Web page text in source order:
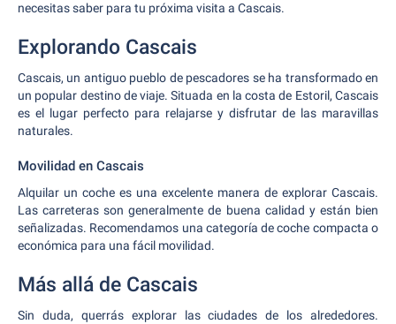
necesitas saber para tu próxima visita a Cascais.
Explorando Cascais
Cascais, un antiguo pueblo de pescadores se ha transformado en
un popular destino de viaje. Situada en la costa de Estoril, Cascais
es el lugar perfecto para relajarse y disfrutar de las maravillas
naturales.
Movilidad en Cascais
Alquilar un coche es una excelente manera de explorar Cascais.
Las carreteras son generalmente de buena calidad y están bien
señalizadas. Recomendamos una categoría de coche compacta o
económica para una fácil movilidad.
Más allá de Cascais
Sin duda, querrás explorar las ciudades de los alrededores.